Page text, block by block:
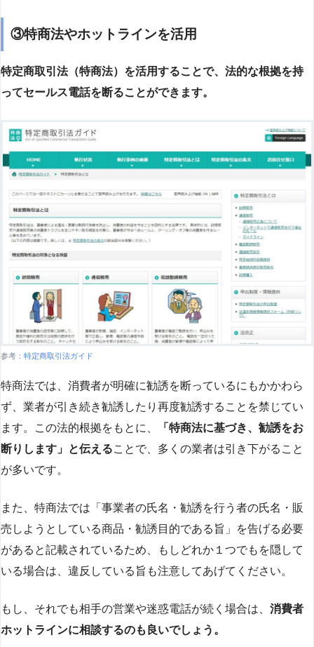
③特商法やホットラインを活用
特定商取引法（特商法）を活用することで、法的な根拠を持
ってセールス電話を断ることができます。
参考： 特定商取引法ガイド
特商法では、消費者が明確に勧誘を断っているにもかかわら
ず、業者が引き続き勧誘したり再度勧誘することを禁じてい
ます。この法的根拠をもとに、
「特商法に基づき、勧誘をお
断りします」と伝えることで、多くの業者は引き下がること
が多いです​​。
また、特商法では「事業者の氏名・勧誘を行う者の氏名・販
売しようとしている商品・勧誘目的である旨」を告げる必要
があると記載されているため、もしどれか１つでもを隠して
いる場合は、違反している旨も注意してあげてください。
もし、それでも相手の営業や迷惑電話が続く場合は、 消費者
ホットラインに相談するのも良いでしょう。